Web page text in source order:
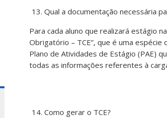
Qual a documentação necessária
Para cada aluno que realizará estágio
Obrigatório – TCE”, que é uma
Plano de Atividades de Estágio (PAE)
todas as informações referentes à
Como gerar o TCE?